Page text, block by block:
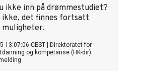
ikke inn på drømmestudiet?
ikke, det finnes fortsatt
muligheter.
13:07:06 CEST
Direktoratet for
og kompetanse (HK-dir)